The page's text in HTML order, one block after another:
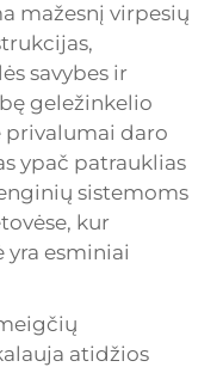
mažesnį virpesių
savybes ir
geležinkelio
privalumai daro
ypač patrauklias
sistemoms
kur
esminiai
atidžios